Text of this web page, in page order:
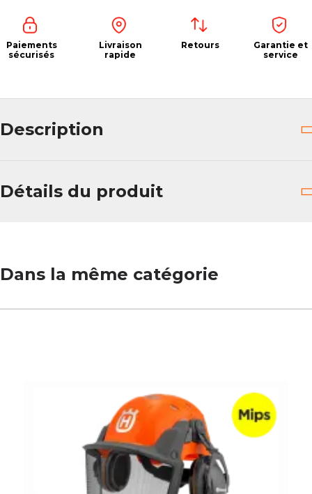
Paiements
sécurisés
Livraison
rapide
Retours
Garantie et
service
Description
Détails du produit
Dans la même catégorie